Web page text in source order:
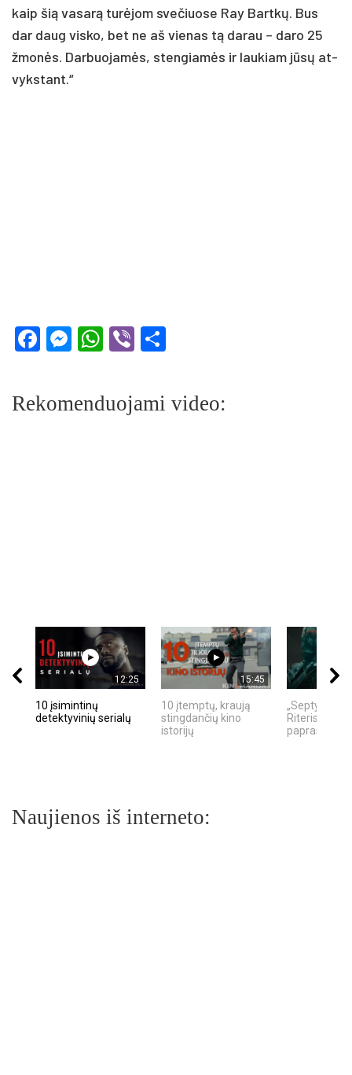
kaip šią va­sarą turė­jom sve­čiuo­se Ray Bartkų. Bus
dar daug vis­ko, bet ne aš vie­nas tą da­rau – da­ro 25
žmonės. Dar­buo­jamės, sten­giamės ir lau­kiam jūsų at­
vyks­tant.“
Facebook
Messenger
WhatsApp
Viber
Rekomenduojami video:
12:25
10 įsimintinų
detektyvinių serialų
15:45
10 įtemptų, kraują
stingdančių kino
istorijų
„Septynių
Riteris" – kai
Naujienos iš interneto: